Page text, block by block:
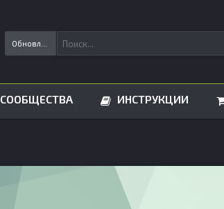
СООБЩЕСТВА ИНСТРУКЦИИ